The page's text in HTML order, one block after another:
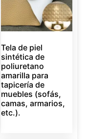
Tela de piel
sintética de
poliuretano
amarilla para
tapicería de
muebles (sofás,
camas, armarios,
etc.).